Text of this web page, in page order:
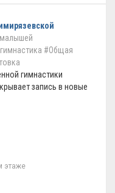
#Общая
гимнастики
запись в новые
этаже